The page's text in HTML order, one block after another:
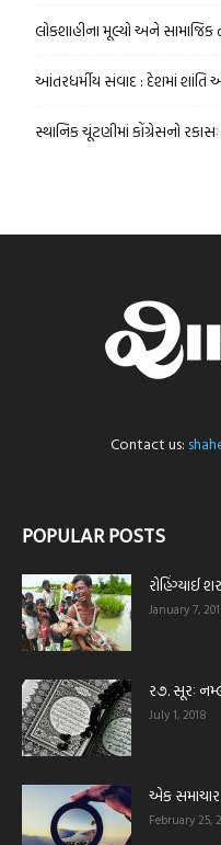
લોકશાહીના મૂલ્યો અને સામાજિક
આંતરધર્મીય સંવાદ : દેશમાં શાંતિ
સ્થાનિક ચૂંટણીમાં કોંગ્રેસનો રકાસઃ
Contact us:
POPULAR POSTS
રોહિંગ્યાઈ
January 7,
ર૭. સૂરઃ
July 1, 2018
એક
February 25,